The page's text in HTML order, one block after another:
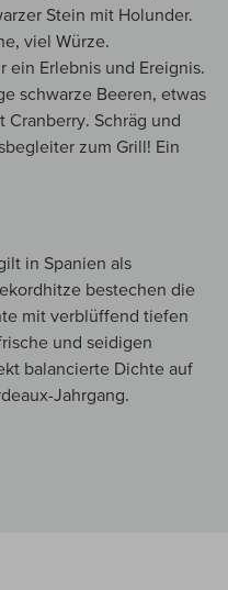
Stein mit Holunder.
viel Würze.
ein Erlebnis und Ereignis.
schwarze Beeren, etwas
Cranberry. Schräg und
zum Grill! Ein
in Spanien als
bestechen die
mit verblüffend tiefen
und seidigen
balancierte Dichte auf
Jahrgang.